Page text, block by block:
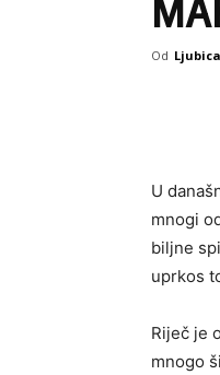
Od Ljubica
U
mnogi
biljne
uprkos
Riječ je o
mnogo